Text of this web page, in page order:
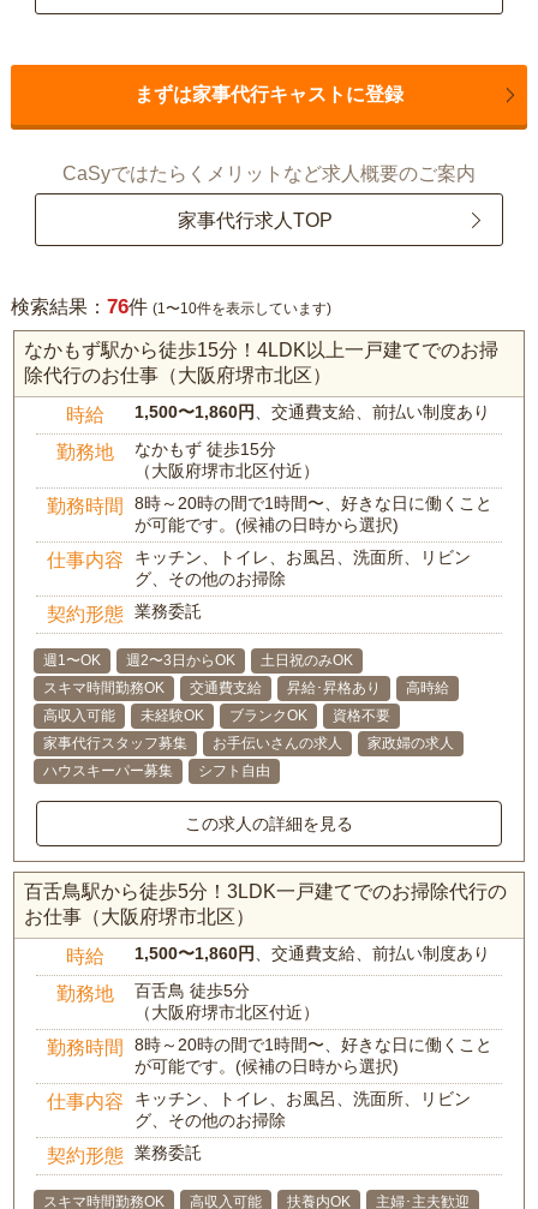
まずは家事代行キャストに登録
CaSyではたらくメリットなど求人概要のご案内
家事代行求人TOP
検索結果： 76件 (1〜10件を表示しています)
なかもず駅から徒歩15分！4LDK以上一戸建てでのお掃
除代行のお仕事（大阪府堺市北区）
時給 1,500〜1,860円、交通費支給、前払い制度あり
勤務地
なかもず 徒歩15分
（大阪府堺市北区付近）
勤務時間
8時～20時の間で1時間〜、好きな日に働くこと
が可能です。(候補の日時から選択)
仕事内容
キッチン、トイレ、お風呂、洗面所、リビン
グ、その他のお掃除
契約形態 業務委託
週1〜OK 週2〜3日からOK
土日祝のみOK
スキマ時間勤務OK
交通費支給 昇給･昇格あり
高時給
高収入可能
未経験OK ブランクOK
資格不要
家事代行スタッフ募集
お手伝いさんの求人
家政婦の求人
ハウスキーパー募集
シフト自由
この求人の詳細を見る
百舌鳥駅から徒歩5分！3LDK一戸建てでのお掃除代行の
お仕事（大阪府堺市北区）
時給 1,500〜1,860円、交通費支給、前払い制度あり
勤務地
百舌鳥 徒歩5分
（大阪府堺市北区付近）
勤務時間
8時～20時の間で1時間〜、好きな日に働くこと
が可能です。(候補の日時から選択)
仕事内容
キッチン、トイレ、お風呂、洗面所、リビン
グ、その他のお掃除
契約形態 業務委託
スキマ時間勤務OK 高収入可能 扶養内OK
主婦･主夫歓迎